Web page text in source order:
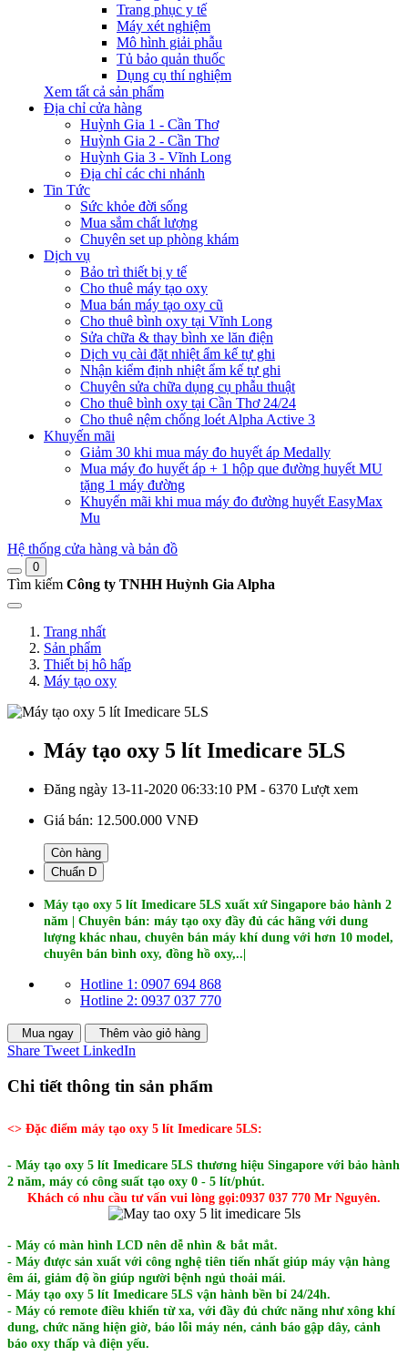
Trang phục y tế
Máy xét nghiệm
Mô hình giải phẫu
Tủ bảo quản thuốc
Dụng cụ thí nghiệm
Xem tất cả sản phẩm
Địa chỉ cửa hàng
Huỳnh Gia 1 - Cần Thơ
Huỳnh Gia 2 - Cần Thơ
Huỳnh Gia 3 - Vĩnh Long
Địa chỉ các chi nhánh
Tin Tức
Sức khỏe đời sống
Mua sắm chất lượng
Chuyên set up phòng khám
Dịch vụ
Bảo trì thiết bị y tế
Cho thuê máy tạo oxy
Mua bán máy tạo oxy cũ
Cho thuê bình oxy tại Vĩnh Long
Sửa chữa & thay bình xe lăn điện
Dịch vụ cài đặt nhiệt ẩm kế tự ghi
Nhận kiểm định nhiệt ẩm kế tự ghi
Chuyên sửa chữa dụng cụ phẫu thuật
Cho thuê bình oxy tại Cần Thơ 24/24
Cho thuê nệm chống loét Alpha Active 3
Khuyến mãi
Giảm 30 khi mua máy đo huyết áp Medally
Mua máy đo huyết áp + 1 hộp que đường huyết MU
tặng 1 máy đường
Khuyến mãi khi mua máy đo đường huyết EasyMax
Mu
Hệ thống cửa hàng và bản đồ
0
Tìm kiếm Công ty TNHH Huỳnh Gia Alpha
Trang nhất
Sản phẩm
Thiết bị hô hấp
Máy tạo oxy
Máy tạo oxy 5 lít Imedicare 5LS
Đăng ngày 13-11-2020 06:33:10 PM - 6370 Lượt xem
Giá bán: 12.500.000 VNĐ
Còn hàng
Chuẩn D
Máy tạo oxy 5 lít Imedicare 5LS xuất xứ Singapore bảo hành 2
năm | Chuyên bán: máy tạo oxy đầy đủ các hãng với dung
lượng khác nhau, chuyên bán máy khí dung với hơn 10 model,
chuyên bán bình oxy, đồng hồ oxy,..|
Hotline 1: 0907 694 868
Hotline 2: 0937 037 770
Mua ngay Thêm vào giỏ hàng
Share Tweet LinkedIn
Chi tiết thông tin sản phẩm
<> Đặc điểm máy tạo oxy 5 lít Imedicare 5LS:
- Máy tạo oxy 5 lít Imedicare 5LS thương hiệu Singapore với bảo hành
2 năm, máy có công suất tạo oxy 0 - 5 lít/phút.
Khách có nhu cầu tư vấn vui lòng gọi:0937 037 770 Mr Nguyên.
- Máy có màn hình LCD nên dễ nhìn & bắt mắt.
- Máy được sản xuất với công nghệ tiên tiến nhất giúp máy vận hàng
êm ái, giảm độ ồn giúp người bệnh ngủ thoải mái.
- Máy tạo oxy 5 lít Imedicare 5LS vận hành bền bỉ 24/24h.
- Máy có remote điều khiển từ xa, với đầy đủ chức năng như xông khí
dung, chức năng hiện giờ, báo lỗi máy nén, cảnh báo gập dây, cảnh
báo oxy thấp và điện yếu.